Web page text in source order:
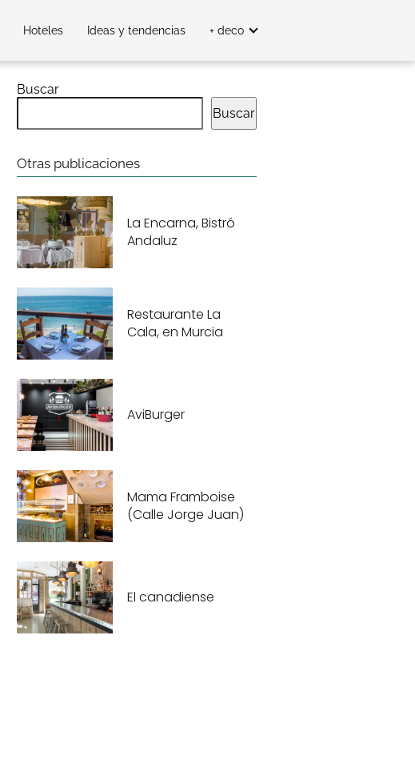
Hoteles Ideas y tendencias + deco
Buscar
Buscar
Otras publicaciones
La Encarna, Bistró
Andaluz
Restaurante La
Cala, en Murcia
AviBurger
Mama Framboise
(Calle Jorge Juan)
El canadiense